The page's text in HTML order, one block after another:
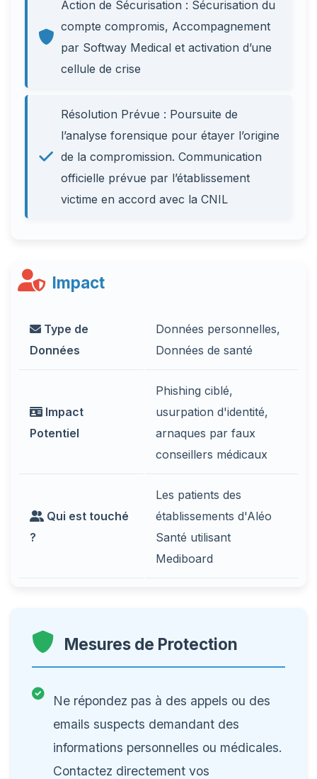
Action de Sécurisation : Sécurisation du
compte compromis, Accompagnement
par Softway Medical et activation d’une
cellule de crise
Résolution Prévue : Poursuite de
l’analyse forensique pour étayer l’origine
de la compromission. Communication
officielle prévue par l’établissement
victime en accord avec la CNIL
Impact
Type de
Données
Données personnelles,
Données de santé
Impact
Potentiel
Phishing ciblé,
usurpation d'identité,
arnaques par faux
conseillers médicaux
Qui est touché
?
Les patients des
établissements d'Aléo
Santé utilisant
Mediboard
Mesures de Protection
Ne répondez pas à des appels ou des
emails suspects demandant des
informations personnelles ou médicales.
Contactez directement vos